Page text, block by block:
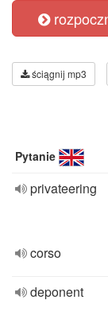
ściągnij mp3
Pytanie
privateering
corso
deponent